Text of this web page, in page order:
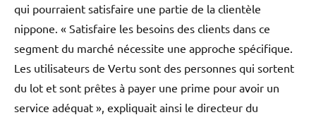
qui pourraient satisfaire une partie de la clientèle
nippone. « Satisfaire les besoins des clients dans ce
segment du marché nécessite une approche spécifique.
Les utilisateurs de Vertu sont des personnes qui sortent
du lot et sont prêtes à payer une prime pour avoir un
service adéquat », expliquait ainsi le directeur du